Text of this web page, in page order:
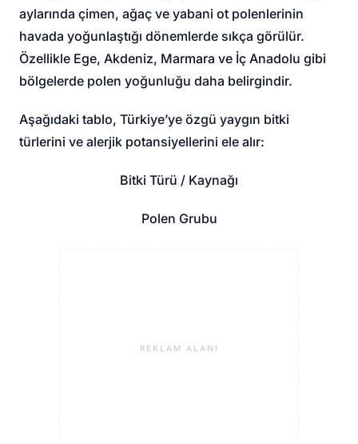
aylarında çimen, ağaç ve yabani ot polenlerinin
havada yoğunlaştığı dönemlerde sıkça görülür.
Özellikle Ege, Akdeniz, Marmara ve İç Anadolu gibi
bölgelerde polen yoğunluğu daha belirgindir.
Aşağıdaki tablo, Türkiye’ye özgü yaygın bitki
türlerini ve alerjik potansiyellerini ele alır:
Bitki Türü / Kaynağı
Polen Grubu
REKLAM ALANI